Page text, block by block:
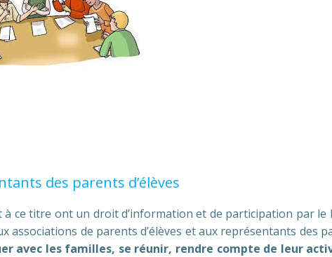
des parents d’élèves
ce titre ont un droit d’information et de participation par le
associations de parents d’élèves et aux représentants des
avec les familles, se réunir, rendre compte de leur